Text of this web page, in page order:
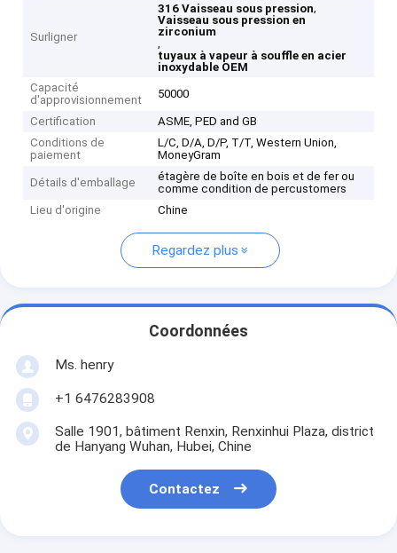
Surligner
316 Vaisseau sous pression,
Vaisseau sous pression en
zirconium
,
tuyaux à vapeur à souffle en acier
inoxydable OEM
Capacité
d'approvisionnement
50000
Certification
ASME, PED and GB
Conditions de
paiement
L/C, D/A, D/P, T/T, Western Union,
MoneyGram
Détails d'emballage
étagère de boîte en bois et de fer ou
comme condition de percustomers
Lieu d'origine
Chine
Regardez plus
Coordonnées
Ms. henry
+1 6476283908
Salle 1901, bâtiment Renxin, Renxinhui Plaza, district
de Hanyang Wuhan, Hubei, Chine
Contactez